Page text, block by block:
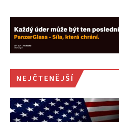
NEJČTENĚJŠÍ